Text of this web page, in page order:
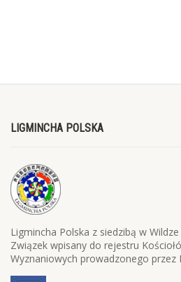
LIGMINCHA POLSKA
Ligmincha Polska z siedzibą w
Związek wpisany do rejestru
Wyznaniowych prowadzonego przez